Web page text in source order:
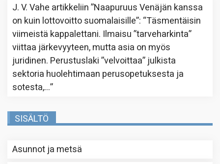
J. V. Vahe artikkeliin”Naapuruus Venäjän kanssa
on kuin lottovoitto suomalaisille”: “Täsmentäisin
viimeistä kappalettani. Ilmaisu ”tarveharkinta”
viittaa järkevyyteen, mutta asia on myös
juridinen. Perustuslaki ”velvoittaa” julkista
sektoria huolehtimaan perusopetuksesta ja
sotesta,…”
SISÄLTÖ
Asunnot ja metsä